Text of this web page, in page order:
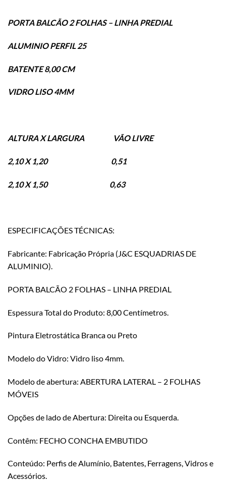
PORTA BALCÃO 2 FOLHAS – LINHA PREDIAL
ALUMINIO PERFIL 25
BATENTE 8,00 CM
VIDRO LISO 4MM
ALTURA X LARGURA VÃO LIVRE
2,10 X 1,20 0,51
2,10 X 1,50 0,63
ESPECIFICAÇÕES TÉCNICAS:
Fabricante: Fabricação Própria (J&C ESQUADRIAS DE
ALUMINIO).
PORTA BALCÃO 2 FOLHAS – LINHA PREDIAL
Espessura Total do Produto: 8,00 Centímetros.
Pintura Eletrostática Branca ou Preto
Modelo do Vidro: Vidro liso 4mm.
Modelo de abertura: ABERTURA LATERAL – 2 FOLHAS
MÓVEIS
Opções de lado de Abertura: Direita ou Esquerda.
Contêm: FECHO CONCHA EMBUTIDO
Conteúdo: Perfis de Alumínio, Batentes, Ferragens, Vidros e
Acessórios.